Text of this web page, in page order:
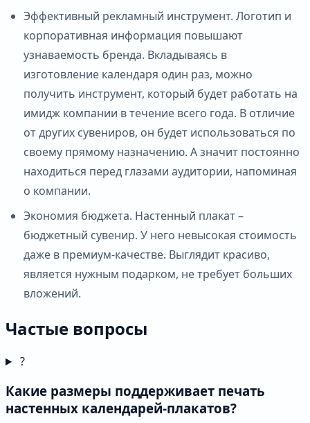
Эффективный рекламный инструмент. Логотип и
корпоративная информация повышают
узнаваемость бренда. Вкладываясь в
изготовление календаря один раз, можно
получить инструмент, который будет работать на
имидж компании в течение всего года. В отличие
от других сувениров, он будет использоваться по
своему прямому назначению. А значит постоянно
находиться перед глазами аудитории, напоминая
о компании.
Экономия бюджета. Настенный плакат –
бюджетный сувенир. У него невысокая стоимость
даже в премиум-качестве. Выглядит красиво,
является нужным подарком, не требует больших
вложений.
Частые вопросы
?
Какие размеры поддерживает печать
настенных календарей-плакатов?